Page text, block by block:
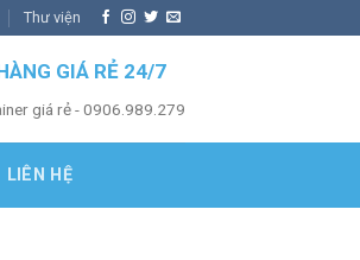
Thư viện
GIÁ RẺ 24/7
giá rẻ - 0906.989.279
LIÊN HỆ